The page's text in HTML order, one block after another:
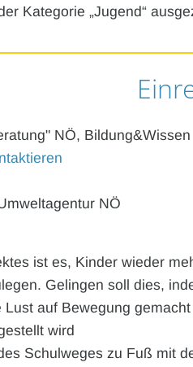
Kategorie „Jugend“
NÖ, Bildung&Wissen
NÖ
ist es, Kinder wieder
Gelingen soll dies,
Lust auf Bewegung
wird
Schulweges zu Fuß mit